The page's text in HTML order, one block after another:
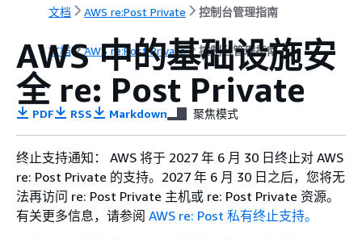
文档 AWS re:Post Private 控制台管理指南
文档 AWS re:Post Private 控制台管理指南
AWS 中的基础设施安
全 re: Post Private
PDF RSS Markdown 聚焦模式
终止支持通知： AWS 将于 2027 年 6 月 30 日终止对 AWS
re: Post Private 的支持。2027 年 6 月 30 日之后，您将无
法再访问 re: Post Private 主机或 re: Post Private 资源。
有关更多信息，请参阅 AWS re: Post 私有终止支持。